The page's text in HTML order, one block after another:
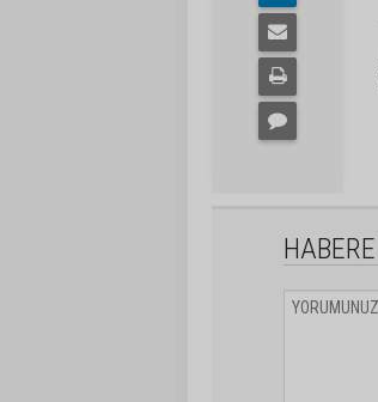
HABERE